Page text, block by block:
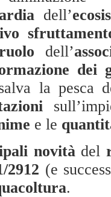
dell’
dell’
dei
la pesca
e le
novità del
2912 (e
.